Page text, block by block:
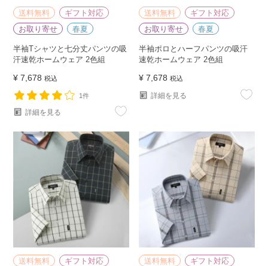
送料無料
ギフト対応
お取り寄せ
春夏
半袖Tシャツと七分丈パンツの吸
汗速乾ホームウェア 2色組
¥ 7,678 税込
1件
詳細を見る
送料無料
ギフト対応
お取り寄せ
春夏
半袖ポロとハーフパンツの吸汗
速乾ホームウェア 2色組
¥ 7,678 税込
詳細を見る
送料無料
ギフト対応
送料無料
ギフト対応